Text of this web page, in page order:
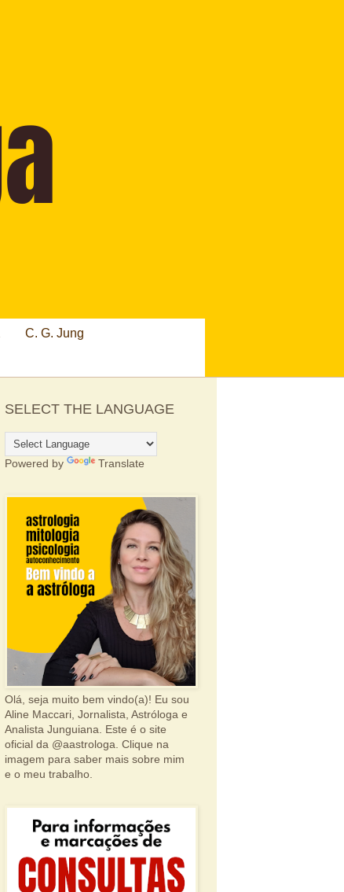
C. G. Jung
SELECT THE LANGUAGE
Powered by Translate
Olá, seja muito bem vindo(a)! Eu sou
Aline Maccari, Jornalista, Astróloga e
Analista Junguiana. Este é o site
oficial da @aastrologa. Clique na
imagem para saber mais sobre mim
e o meu trabalho.